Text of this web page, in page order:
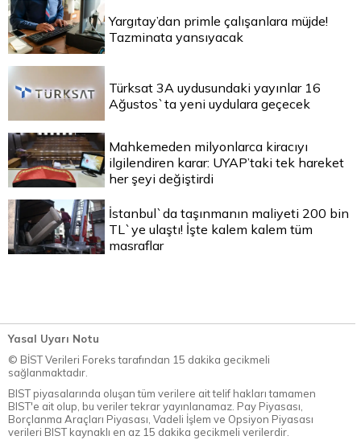
Yargıtay’dan primle çalışanlara müjde!
Tazminata yansıyacak
Türksat 3A uydusundaki yayınlar 16
Ağustos`ta yeni uydulara geçecek
Mahkemeden milyonlarca kiracıyı
ilgilendiren karar: UYAP’taki tek hareket
her şeyi değiştirdi
İstanbul`da taşınmanın maliyeti 200 bin
TL`ye ulaştı! İşte kalem kalem tüm
masraflar
Yasal Uyarı Notu
© BİST Verileri Foreks tarafından 15 dakika gecikmeli
sağlanmaktadır.
BIST piyasalarında oluşan tüm verilere ait telif hakları tamamen
BIST'e ait olup, bu veriler tekrar yayınlanamaz. Pay Piyasası,
Borçlanma Araçları Piyasası, Vadeli İşlem ve Opsiyon Piyasası
verileri BIST kaynaklı en az 15 dakika gecikmeli verilerdir.